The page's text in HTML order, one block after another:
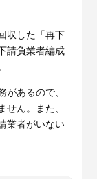
収した「再下
請負業者編成
あるので、
ん。また、
業者がいない